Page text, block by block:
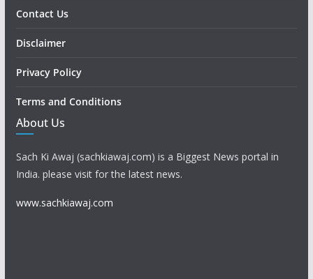
Contact Us
Disclaimer
Privacy Policy
Terms and Conditions
About Us
Sach Ki Awaj (sachkiawaj.com) is a Biggest News portal in
India. please visit for the latest news.
www.sachkiawaj.com